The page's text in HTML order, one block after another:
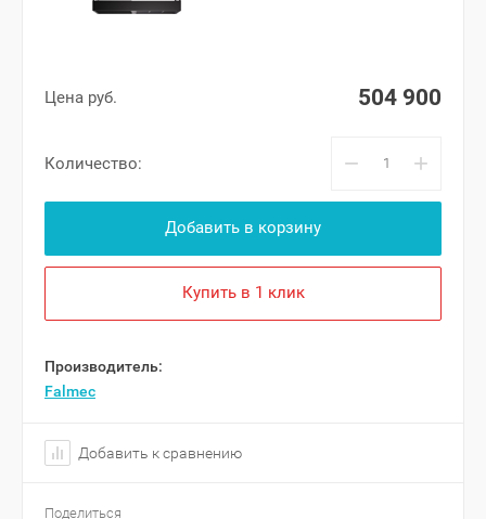
Цена руб. 504 900
Количество: − +
Добавить в корзину
Купить в 1 клик
Производитель:
Falmec
Добавить к сравнению
Поделиться